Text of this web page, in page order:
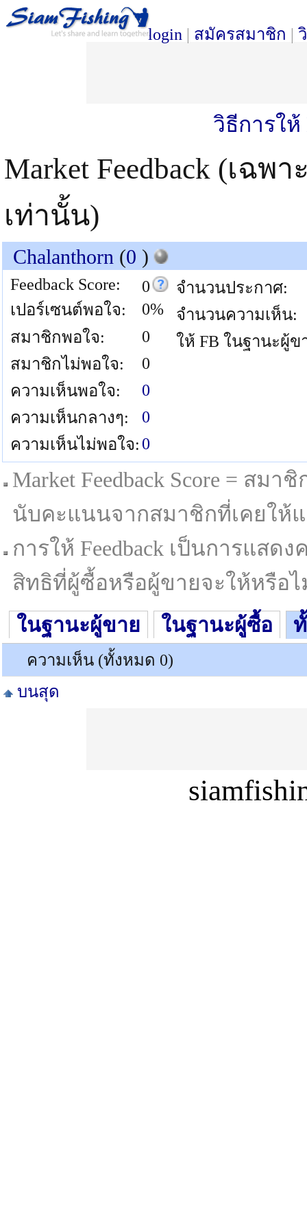
login | สมัครสมาชิก |
วิธีการให้
Market Feedback (เฉ
เท่านั้น)
Chalanthorn (0 )
Feedback Score:
0
เปอร์เซนต์พอใจ:
0%
สมาชิกพอใจ:
0
สมาชิกไม่พอใจ:
0
ความเห็นพอใจ:
0
ความเห็นกลางๆ:
0
ความเห็นไม่พอใจ: 0
จำนวนประกาศ:
จำนวนความเห็น:
ให้ FB ในฐานะผู้ข
Market Feedback Score = สม
นับคะแนนจากสมาชิกที่เคยให้
การให้ Feedback เป็นการแส
สิทธิที่ผู้ซื้อหรือผู้ขายจะให้หรือไ
ในฐานะผู้ขาย ในฐานะผู้ซื้อ
ความเห็น (ทั้งหมด 0)
บนสุด